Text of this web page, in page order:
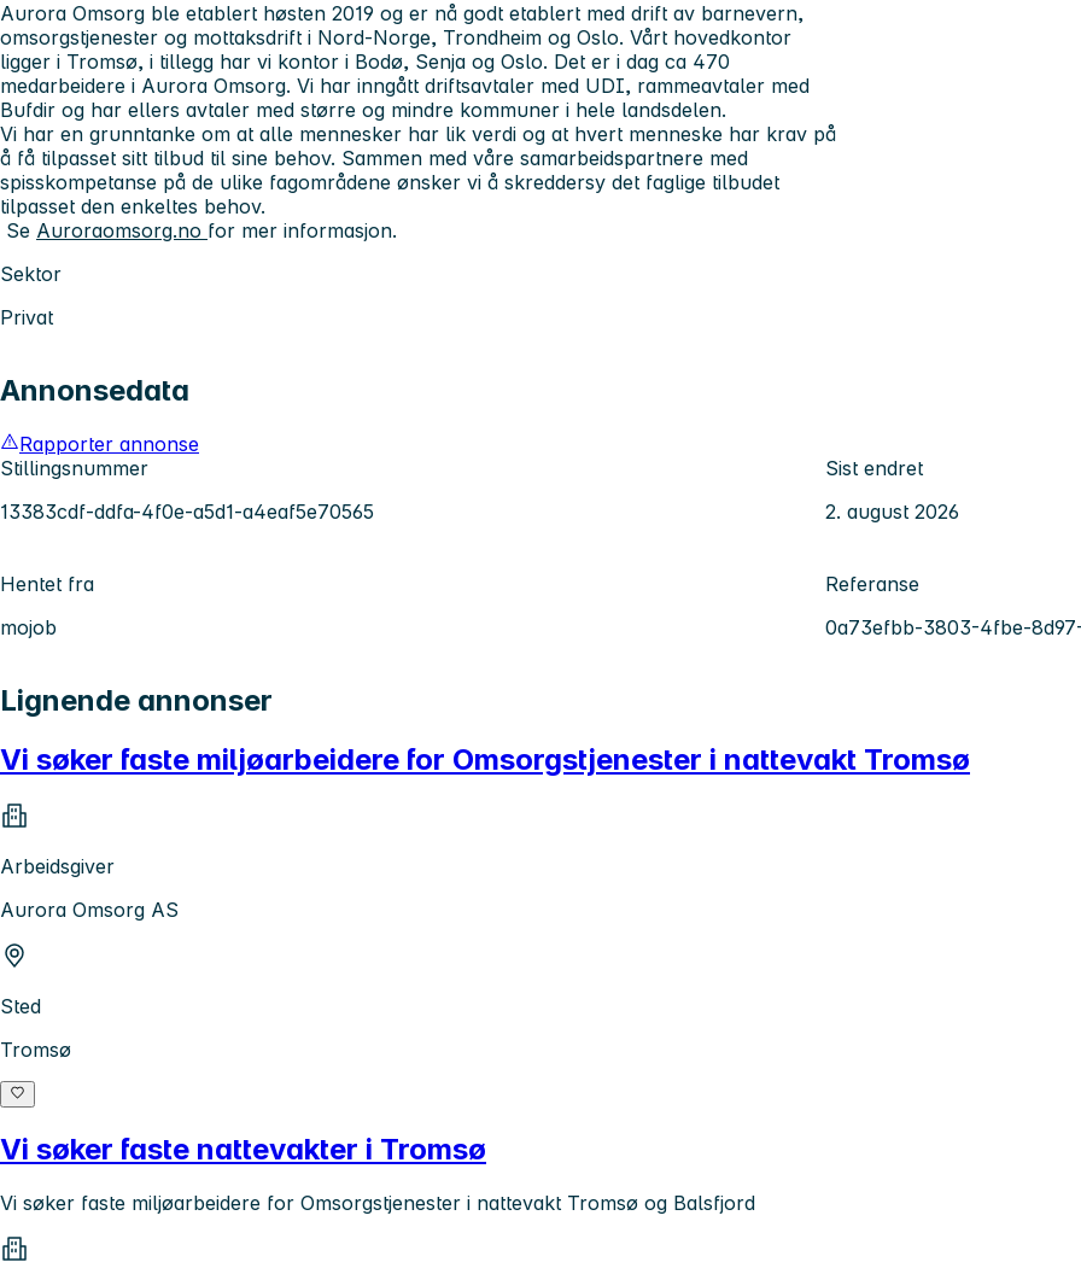
Aurora Omsorg ble etablert høsten 2019 og er nå godt etablert med drift av barnevern,
omsorgstjenester og mottaksdrift i Nord-Norge, Trondheim og Oslo. Vårt hovedkontor
ligger i Tromsø, i tillegg har vi kontor i Bodø, Senja og Oslo. Det er i dag ca 470
medarbeidere i Aurora Omsorg. Vi har inngått driftsavtaler med UDI, rammeavtaler med
Bufdir og har ellers avtaler med større og mindre kommuner i hele landsdelen.
Vi har en grunntanke om at alle mennesker har lik verdi og at hvert menneske har krav på
å få tilpasset sitt tilbud til sine behov. Sammen med våre samarbeidspartnere med
spisskompetanse på de ulike fagområdene ønsker vi å skreddersy det faglige tilbudet
tilpasset den enkeltes behov.
Se Auroraomsorg.no for mer informasjon.
Sektor
Privat
Annonsedata
Rapporter annonse
Stillingsnummer
13383cdf-ddfa-4f0e-a5d1-a4eaf5e70565
Sist endret
2. august 2026
Hentet fra
mojob
Referanse
0a73efbb-3803-4fbe-
Lignende annonser
Vi søker faste miljøarbeidere for Omsorgstjenester i nattevakt Tromsø
Arbeidsgiver
Aurora Omsorg AS
Sted
Tromsø
Vi søker faste nattevakter i Tromsø
Vi søker faste miljøarbeidere for Omsorgstjenester i nattevakt Tromsø og Balsfjord